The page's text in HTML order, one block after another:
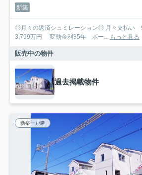
新築
◎月々の返済シュミレーション◎ 月々支払い 96,532円 借り入れ額
3,799万円 変動金利35年 ボー...
もっと見る
販売中の物件
過去掲載物件
新築一戸建